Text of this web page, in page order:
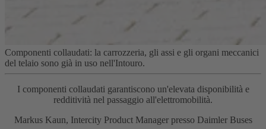
Componenti collaudati: la carrozzeria, gli assi e gli organi meccanici
del telaio sono già in uso nell'Intouro.
I componenti collaudati garantiscono un'elevata disponibilità e
redditività nel passaggio all'elettromobilità.
Markus Kaun, Intercity Product Manager presso Daimler Buses